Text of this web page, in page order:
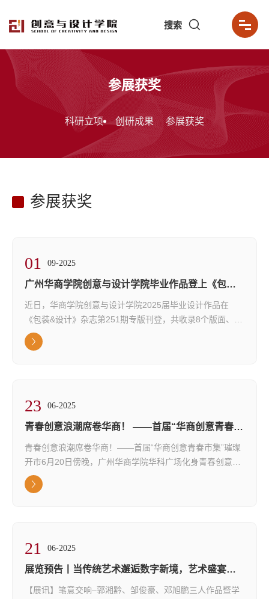
搜索
现任领导
党政建设
参展获奖
科研立项 创研成果 参展获奖
参展获奖
01 09-2025
广州华商学院创意与设计学院毕业作品登上《包装&
设计》杂志
近日，华商学院创意与设计学院2025届毕业设计作品在
《包装&设计》杂志第251期专版刊登，共收录8个版面、41
件学生作品。在视觉传达设计系郭湘黔教授的带领下，学院
师生的优秀作品已连续多期发表于该刊物。据悉，《包装&
及设计教育等领域，被视为设计师、设计院校师...
23 06-2025
青春创意浪潮席卷华商！ ——首届“华商创意青春市
集”璀璨开市
青春创意浪潮席卷华商！——首届“华商创意青春市集”璀璨
开市6月20日傍晚，广州华商学院华科广场化身青春创意的
海洋——由华商校企合作中心主办、创意与设计学院承办的
广州华商学院首届“华商创意青春市集”在夏日晚风中盛大启
师生们陆续签到入场。暖场音乐...
21 06-2025
展览预告丨当传统艺术邂逅数字新境，艺术盛宴即
将奏响！
【展讯】笔意交响–郭湘黔、邹俊豪、邓旭鹏三人作品暨学